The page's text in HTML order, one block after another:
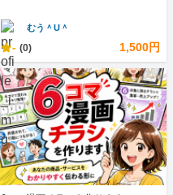
むう＾U＾
- (0) 1,500円